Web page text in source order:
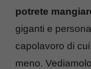
potrete
giganti e
capolavoro di
meno.